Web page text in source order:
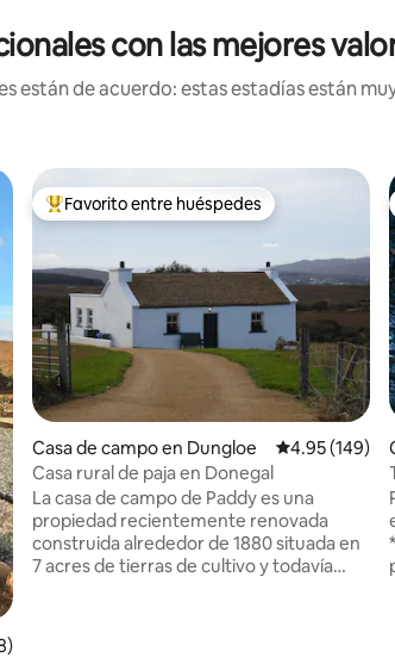
con las mejores
están de acuerdo: estas estadías están
promedio: 4.98 de 5, 168 reseñas
Favorito entre huéspedes preferido
Favorito entre huéspedes
Casa de campo en Dungloe Calificación
4.95 (149)
Casa rural de paja en Donegal
La casa de campo de Paddy es una
propiedad recientemente renovada
construida alrededor de 1880 situada en
7 acres de tierras de cultivo y todavía